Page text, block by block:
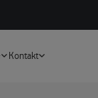
Kontakt